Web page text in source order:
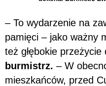
– To wydarzenie na
pamięci – jako ważny
też głębokie przeżycie
burmistrz. – W
mieszkańców, przed